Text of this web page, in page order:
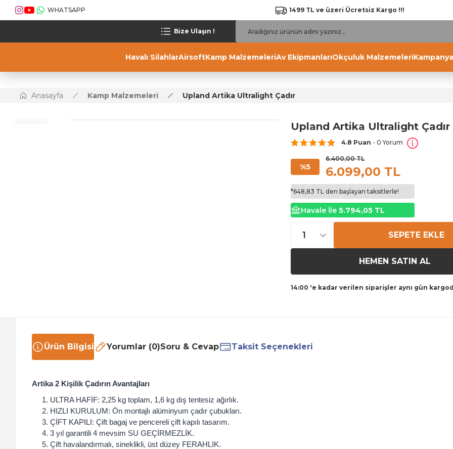
WHATSAPP 1499 TL ve üzeri Ücretsiz Kargo !!!
Bize Ulaşın !
Havalı SilahlarAirsoftKamp MalzemeleriAv EkipmanlarıOkçuluk Malzemeleri
Anasayfa Kamp Malzemeleri Upland Artika Ultralight Çadır
Upland Artika Ultralight Çadır
4.8 Puan - 0 Yorum
%5
6.400,00 TL
6.099,00 TL
*648,83 TL den başlayan taksitlerle!
Havale İle 5.794,05 TL
SEPETE EKLE
HEMEN SATIN AL
14:00 'e kadar verilen siparişler aynı gün
Ürün Bilgisi Yorumlar (0)Soru & Cevap Taksit Seçenekleri
Artika 2 Kişilik Çadırın Avantajları
ULTRA HAFİF: 2,25 kg toplam, 1,6 kg dış tentesiz ağırlık.
HIZLI KURULUM: Ön montajlı alüminyum çadır çubukları.
ÇİFT KAPILI: Çift bagaj ve pencereli çift kapılı tasarım.
3 yıl garantili 4 mevsim SU GEÇİRMEZLİK.
Çift havalandırmalı, sineklikli, üst düzey FERAHLIK.